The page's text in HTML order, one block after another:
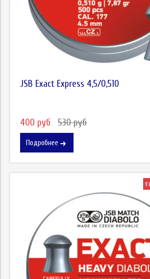
JSB Exact Express 4,5/0,510
400 руб 530 руб
Подробнее